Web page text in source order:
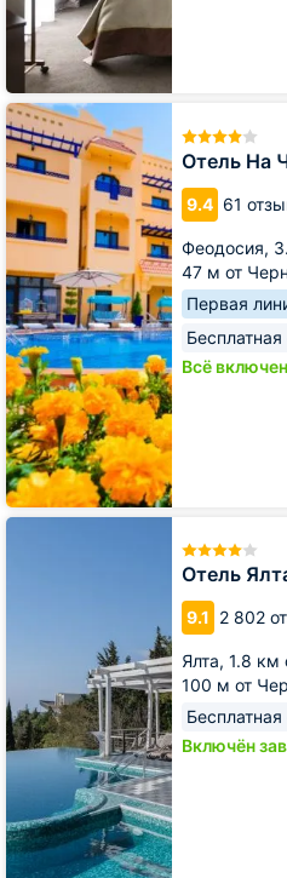
Отель На
9.4 61
Феодосия,
47 м от
Первая
Всё
Отель
На
Черноморской
Отель
9.1 2 802
Ялта, 1.8 км
100 м от
Включён
Отель